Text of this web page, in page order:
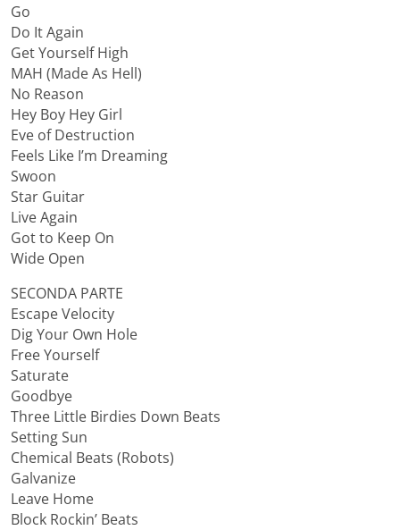
Go
Do It Again
Get Yourself High
MAH (Made As Hell)
No Reason
Hey Boy Hey Girl
Eve of Destruction
Feels Like I’m Dreaming
Swoon
Star Guitar
Live Again
Got to Keep On
Wide Open
SECONDA PARTE
Escape Velocity
Dig Your Own Hole
Free Yourself
Saturate
Goodbye
Three Little Birdies Down Beats
Setting Sun
Chemical Beats (Robots)
Galvanize
Leave Home
Block Rockin’ Beats